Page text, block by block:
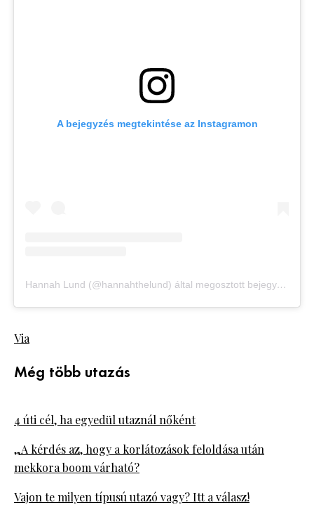
A bejegyzés megtekintése az Instagramon
Hannah Lund (@hannahthelund) által megosztott bejegyzés
Via
Még több utazás
4 úti cél, ha egyedül utaznál nőként
„A kérdés az, hogy a korlátozások feloldása után
mekkora boom várható?
Vajon te milyen típusú utazó vagy? Itt a válasz!